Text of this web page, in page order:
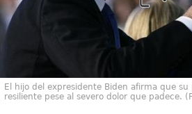
El hijo del expresidente Biden afirma que
resiliente pese al severo dolor que padece.